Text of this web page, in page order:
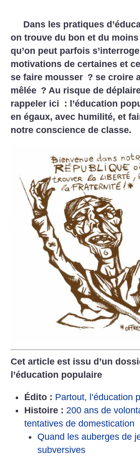
Dans les pratiques
on trouve du bon et du
qu’on peut parfois
motivations de certaines et
se faire mousser ? se croire
mêlée ? Au risque de
rappeler ici : l’éducation
en égaux, avec humilité, et
notre conscience de classe.
Cet article est issu d’un
l’éducation populaire
Édito : Partout, l’éducation
Histoire : 200 ans de
tentatives de domestication
Quand les auberges de
subversives